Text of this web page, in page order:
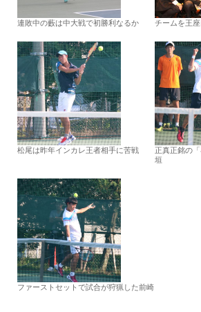
連敗中の藪は中大戦で初勝利なるか チームを王
松尾は昨年インカレ王者相手に苦戦
正真正銘の
垣
ファーストセットで試合が狩猟した前崎